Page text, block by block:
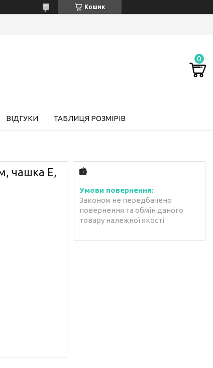
Кошик
ВІДГУКИ ТАБЛИЦЯ РОЗМІРІВ
чашка E,
Законом не передбачено
повернення та обмін даного
товару належної якості